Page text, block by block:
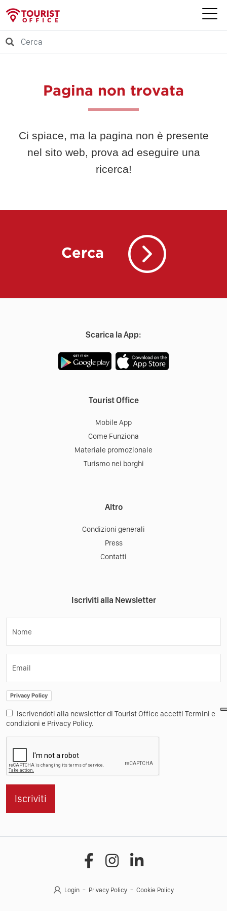
Pagina non trovata
Ci spiace, ma la pagina non è presente
nel sito web, prova ad eseguire una
ricerca!
Cerca
Scarica la App:
Tourist Office
Mobile App
Come Funziona
Materiale promozionale
Turismo nei borghi
Altro
Condizioni generali
Press
Contatti
Iscriviti alla Newsletter
Nome
Email
Privacy Policy
Iscrivendoti alla newsletter di Tourist Office accetti Termini e
condizioni e Privacy Policy.
Iscriviti
Login Privacy Policy Cookie Policy